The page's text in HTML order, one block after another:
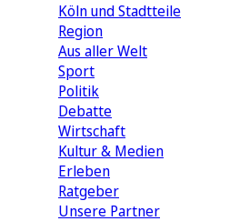
Köln und Stadtteile
Region
Aus aller Welt
Sport
Politik
Debatte
Wirtschaft
Kultur & Medien
Erleben
Ratgeber
Unsere Partner